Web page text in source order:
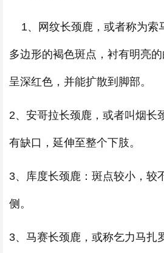
1、网纹长颈鹿，或者称为索
多边形的褐色斑点，衬有明亮
呈深红色，并能扩散到脚部。
2、安哥拉长颈鹿，或者叫烟长
有缺口，延伸至整个下肢。
3、库度长颈鹿：斑点较小，较
侧。
3、马赛长颈鹿，或称乞力马扎